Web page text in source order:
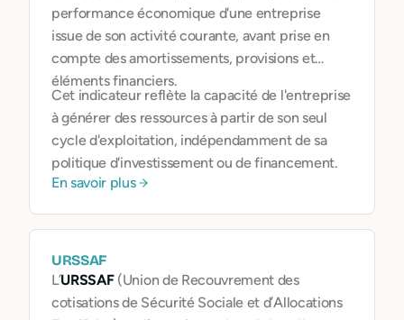
performance économique d'une entreprise
issue de son activité courante, avant prise en
compte des amortissements, provisions et
éléments financiers.
Cet indicateur reflète la capacité de l'entreprise
à générer des ressources à partir de son seul
cycle d'exploitation, indépendamment de sa
politique d'investissement ou de financement.
En savoir plus
URSSAF
L’URSSAF(Union de Recouvrement des
cotisations de Sécurité Sociale et d’Allocations